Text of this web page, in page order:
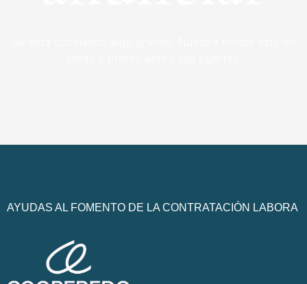
AYUDAS AL FOMENTO DE LA CONTRATACIÓN LABORA